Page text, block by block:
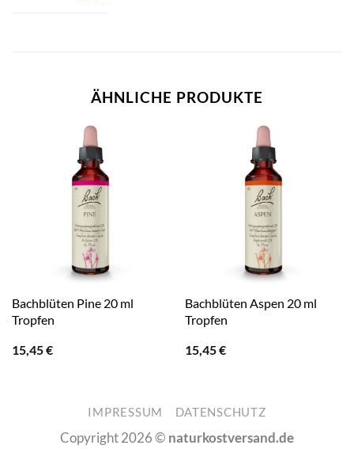
ÄHNLICHE PRODUKTE
Bachblüten Pine 20 ml
Tropfen
15,45€
Bachblüten Aspen 20 ml
Tropfen
15,45€
IMPRESSUM DATENSCHUTZ
Copyright 2026 © naturkostversand.de